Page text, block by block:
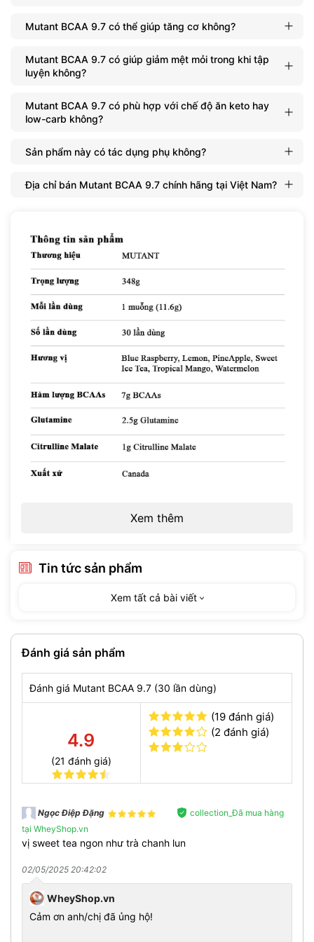
Mutant BCAA 9.7
- sản phẩm giúp cơ bắp phục hồi hiệu
quả và tăng thành tích tập luyện thể thao được ưa
chuộng nhất bởi:
Hỗ trợ chống dị hóa cơ bắp, giảm mệt mỏi, suy nhược cơ
bắp trong buổi tập luyện.
Cực giàu Leucine tăng khả năng tổng hợp protein.
Bổ sung 2.7g amino acid khác hỗ trợ tăng sức bền hiệu
quả trong tập luyện.
Mutant BCAA 9.7 có thể giúp tăng cơ không?
Mutant BCAA 9.7 có giúp giảm mệt mỏi trong khi tập
luyện không?
Mutant BCAA 9.7 có phù hợp với chế độ ăn keto hay
low-carb không?
Sản phẩm này có tác dụng phụ không?
Địa chỉ bán Mutant BCAA 9.7 chính hãng tại Việt Nam?
Xem thêm
Tin tức sản phẩm
Xem tất cả bài viết
Đánh giá sản phẩm
Đánh giá Mutant BCAA 9.7 (30 lần dùng)
4.9
(21 đánh giá)
(19 đánh giá)
(2 đánh giá)
Ngọc Ðiệp Đặng
collection_Đã mua hàng
tại WheyShop.vn
vị sweet tea ngon như trà chanh lun
02/05/2025 20:42:02
WheyShop.vn
Cảm ơn anh/chị đã ủng hộ!